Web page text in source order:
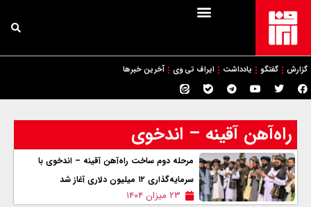
گزارش گفتگو یادداشت ایراف تی وی آخرین خبرها
راه‌آهن آقینه – اندخوی
مرحله دوم ساخت راه‌آهن آقینه – اندخوی با
سرمایه‌گذاری ۱۲ میلیون دلاری آغاز شد
۲۳ میزان ۱۴۰۴